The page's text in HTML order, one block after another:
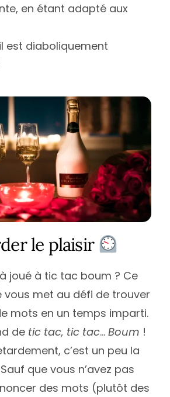
en étant adapté aux
est diaboliquement
le plaisir
joué à tic tac boum ? Ce
vous met au défi de trouver
mots en un temps imparti.
de tic tac, tic tac…Boum !
c’est un peu la
que vous n’avez pas
des mots (plutôt des